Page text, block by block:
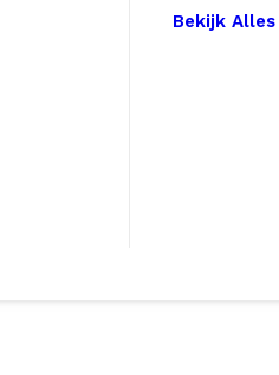
Bekijk Alles